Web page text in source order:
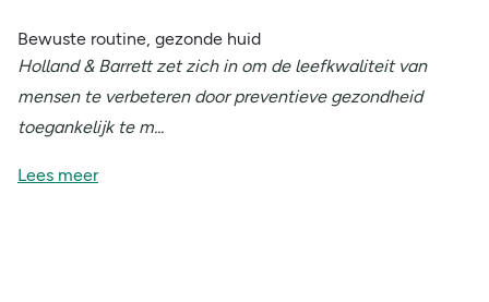
Bewuste routine, gezonde huid
Holland & Barrett zet zich in om de leefkwaliteit van
mensen te verbeteren door preventieve gezondheid
toegankelijk te m...
Lees meer